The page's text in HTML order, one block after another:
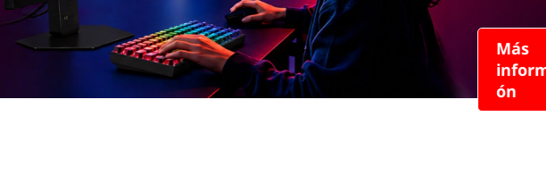
Más
informaci
ón